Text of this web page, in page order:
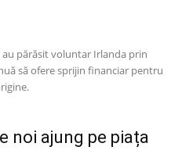
au părăsit voluntar Irlanda prin
să ofere sprijin financiar pentru
noi ajung pe piața